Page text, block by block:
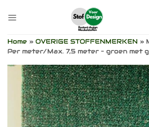
naar
Home » OVERIGE STOFFENMERKEN »
Per meter/Max. 7,5 meter – groen met